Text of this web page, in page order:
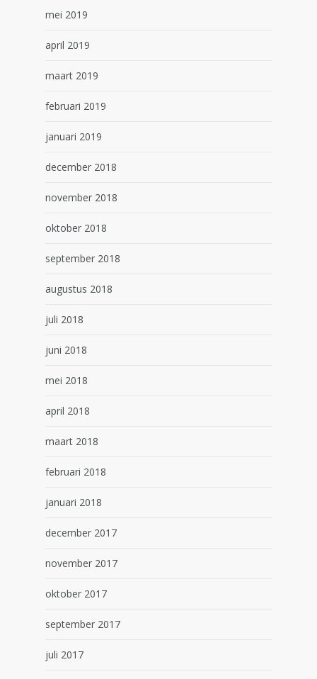
mei 2019
april 2019
maart 2019
februari 2019
januari 2019
december 2018
november 2018
oktober 2018
september 2018
augustus 2018
juli 2018
juni 2018
mei 2018
april 2018
maart 2018
februari 2018
januari 2018
december 2017
november 2017
oktober 2017
september 2017
juli 2017